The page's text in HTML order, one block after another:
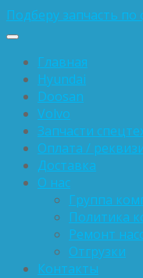
Подберу запчасть по
Главная
Hyundai
Doosan
Volvo
Запчасти
Оплата /
Доставка
О нас
Группа
Политика
Ремонт
Отгрузки
Контакты